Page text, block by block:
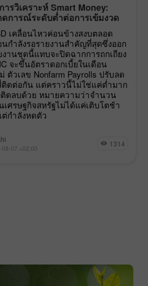
ารวิเคราะห์ Smart Money:
การณ์ระดับต่ำต่อการเข้มงวด
เคลื่อนไหวค่อนข้างสงบตลอด
กำลังรอรายงานสำคัญที่สุดซึ่งออก
านชุดนี้แทบจะปิดฉากการถกเถียง
จะขึ้นอัตราดอกเบี้ยในเดือน
ตัวเลข Nonfarm Payrolls ปรับลด
ติดต่อกัน แต่คราวนี้ไม่ใช่แค่ต่ำมาก
ดลบด้วย หมายความว่าจำนวน
ศรษฐกิจสหรัฐไม่ได้แค่เติบโตช้า
กำลังหดตัว
08-07 +02:00 1314